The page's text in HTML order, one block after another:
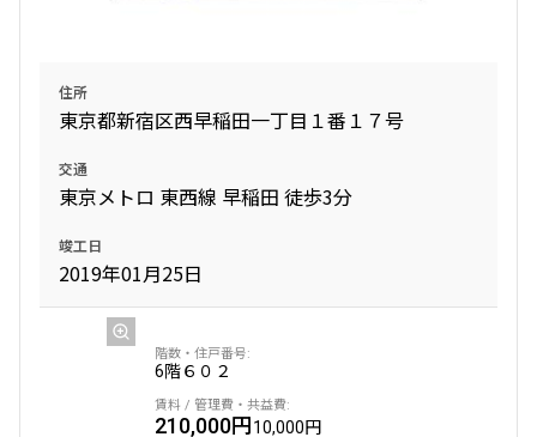
8階８０２
1LDK+WIC
お問合せ
住所
東京都新宿区西早稲田一丁目１番１７号
交通
東京メトロ 東西線 早稲田 徒歩3分
竣工日
2019年01月25日
6階６０２
210,000円10,000円